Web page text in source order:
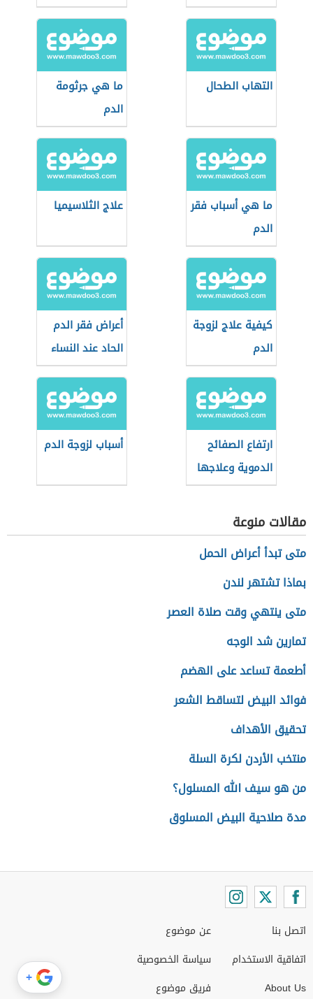
المواليد
التهاب الطحال
ما هي جرثومة
الدم
ما هي أسباب فقر
الدم
علاج الثلاسيميا
كيفية علاج لزوجة
الدم
أعراض فقر الدم
الحاد عند النساء
ارتفاع الصفائح
الدموية وعلاجها
أسباب لزوجة الدم
مقالات منوعة
متى تبدأ أعراض الحمل
بماذا تشتهر لندن
متى ينتهي وقت صلاة العصر
تمارين شد الوجه
أطعمة تساعد على الهضم
فوائد البيض لتساقط الشعر
تحقيق الأهداف
منتخب الأردن لكرة السلة
من هو سيف الله المسلول؟
مدة صلاحية البيض المسلوق
اتصل بنا
اتفاقية الاستخدام
About Us
عن موضوع
سياسة الخصوصية
فريق موضوع
+